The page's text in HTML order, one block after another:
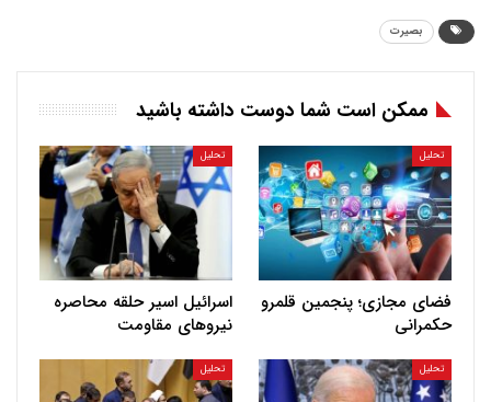
بصیرت
ممکن است شما دوست داشته باشید
تحلیل
فضای مجازی؛ پنجمین قلمرو
حکمرانی
تحلیل
اسرائیل اسیر حلقه محاصره
نیروهای مقاومت
تحلیل تحلیل